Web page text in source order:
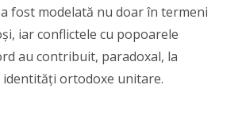
a fost modelată nu doar în termeni
iar conflictele cu popoarele
au contribuit, paradoxal, la
ortodoxe unitare.